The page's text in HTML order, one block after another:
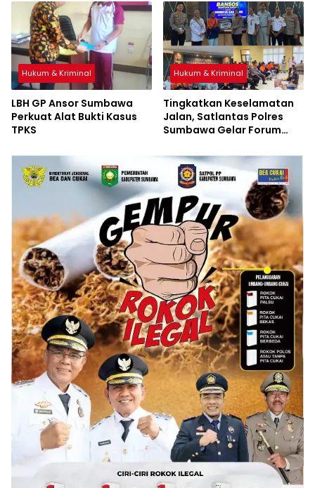
Hukum & Kriminal
LBH GP Ansor Sumbawa
Perkuat Alat Bukti Kasus
TPKS
Hukum & Kriminal
Tingkatkan Keselamatan
Jalan, Satlantas Polres
Sumbawa Gelar Forum
Bagikan Bansos